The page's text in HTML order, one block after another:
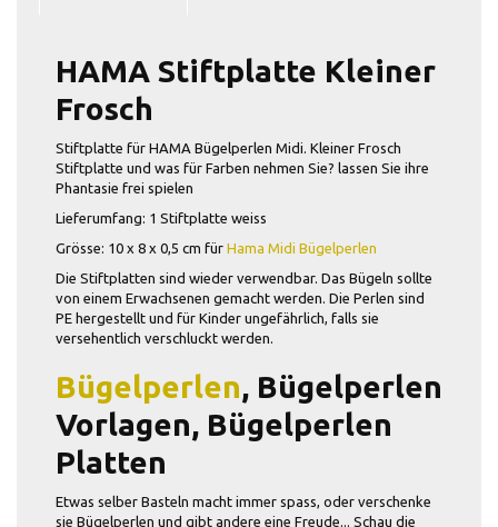
HAMA Stiftplatte Kleiner
Frosch
Stiftplatte für HAMA Bügelperlen Midi. Kleiner Frosch
Stiftplatte und was für Farben nehmen Sie? lassen Sie ihre
Phantasie frei spielen
Lieferumfang: 1 Stiftplatte weiss
Grösse: 10 x 8 x 0,5 cm für Hama Midi Bügelperlen
Die Stiftplatten sind wieder verwendbar. Das Bügeln sollte
von einem Erwachsenen gemacht werden. Die Perlen sind
PE hergestellt und für Kinder ungefährlich, falls sie
versehentlich verschluckt werden.
Bügelperlen, Bügelperlen
Vorlagen, Bügelperlen
Platten
Etwas selber Basteln macht immer spass, oder verschenke
sie Bügelperlen und gibt andere eine Freude... Schau die